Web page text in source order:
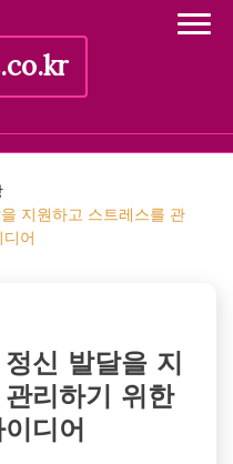
지원하고 스트레스를 관
어
신 발달을 지
리하기 위한
디어